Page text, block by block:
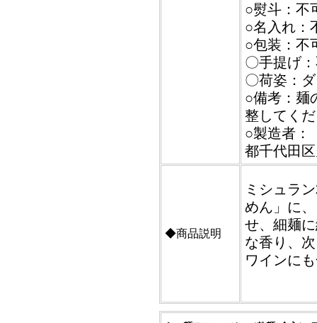
○熨斗：不
○名入れ：
○包装：不
〇手提げ
〇荷姿：
○備考：麺
整してく
○製造者：
都千代田
◆商品説明
ミシュラ
めん」に
せ、細麺
な香り、
ワインに